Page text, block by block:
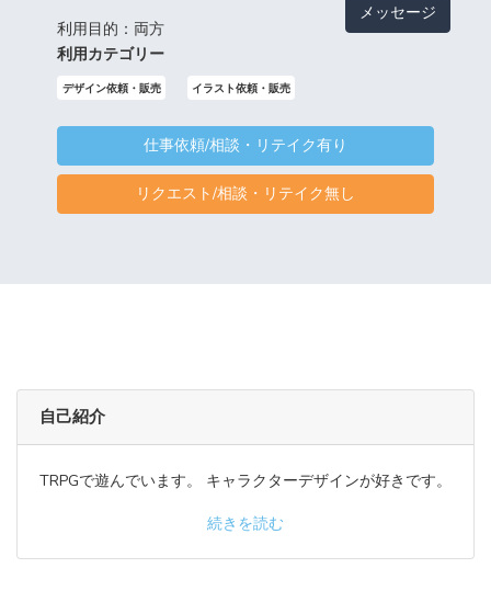
利用目的：両方
メッセージ
利用カテゴリー
デザイン依頼・販売 イラスト依頼・販売
仕事依頼/相談・リテイク有り
リクエスト/相談・リテイク無し
自己紹介
TRPGで遊んでいます。 キャラクターデザインが好きです。
続きを読む